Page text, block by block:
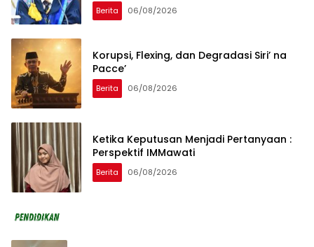
Berita 06/08/2026
Korupsi, Flexing, dan Degradasi Siri’ na
Pacce’
Berita 06/08/2026
Ketika Keputusan Menjadi Pertanyaan :
Perspektif IMMawati
Berita 06/08/2026